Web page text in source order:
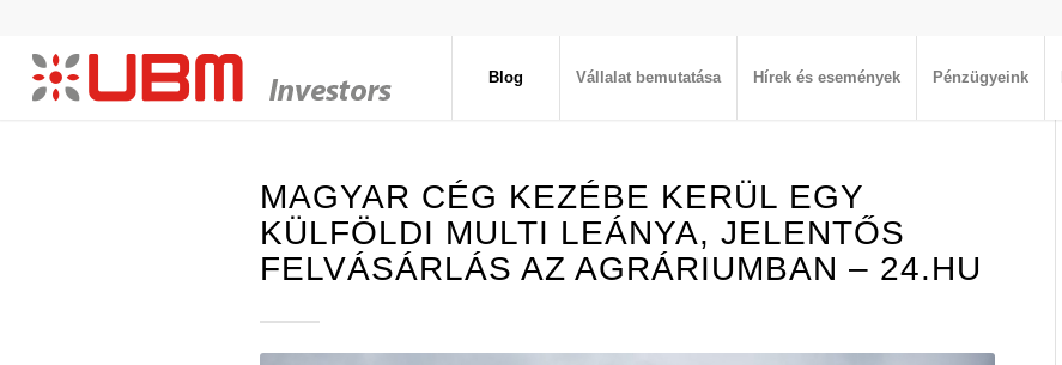
Blog Vállalat bemutatása Hírek és események Pénzügyeink
MAGYAR CÉG KEZÉBE KERÜL EGY
KÜLFÖLDI MULTI LEÁNYA, JELENTŐS
FELVÁSÁRLÁS AZ AGRÁRIUMBAN – 24.HU